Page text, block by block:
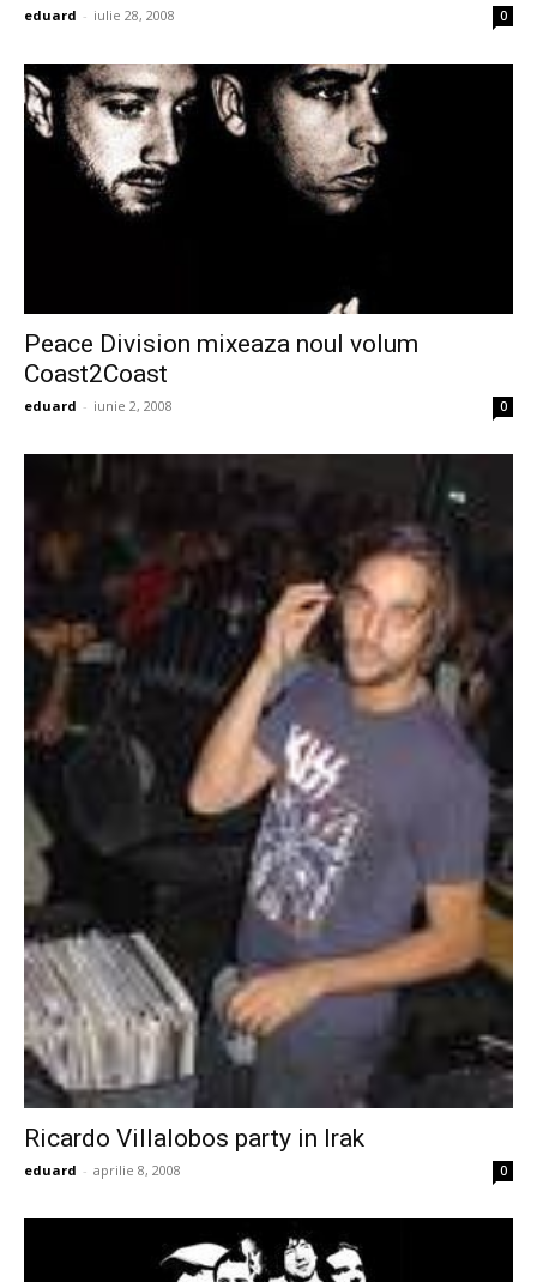
eduard - iulie 28, 2008 0
Peace Division mixeaza noul volum
Coast2Coast
eduard - iunie 2, 2008 0
Ricardo Villalobos party in Irak
eduard - aprilie 8, 2008 0